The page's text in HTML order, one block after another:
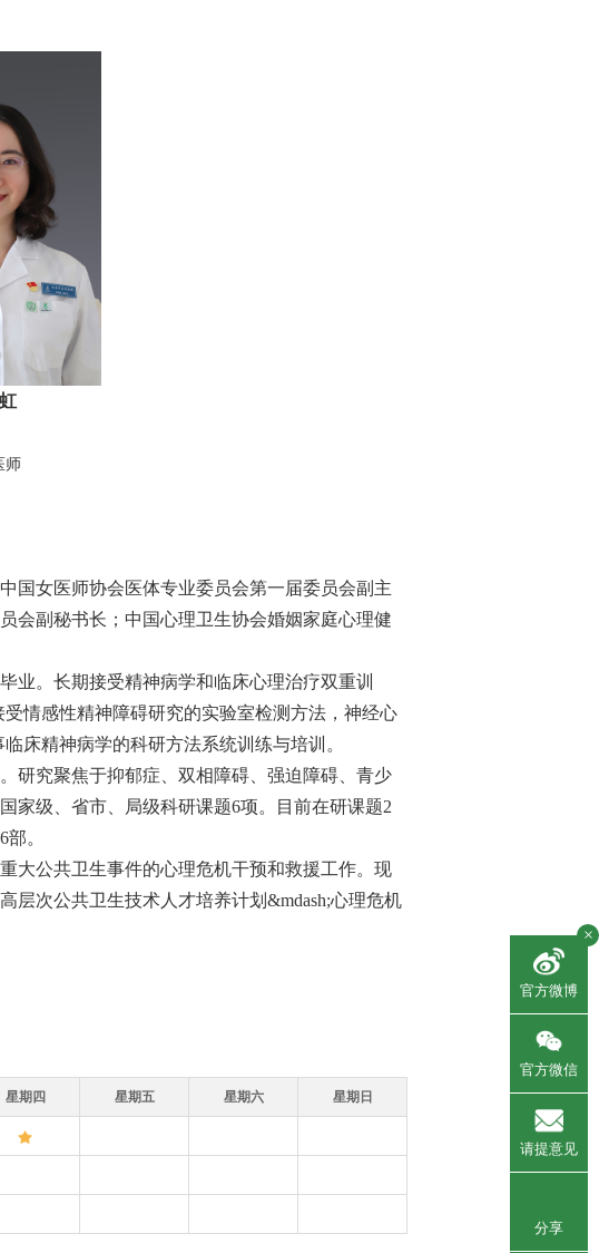
师
国女医师协会医体专业委员会第一届委员会副主
会副秘书长；中国心理卫生协会婚姻家庭心理健
业。长期接受精神病学和临床心理治疗双重训
情感性精神障碍研究的实验室检测方法，神经心
床精神病学的科研方法系统训练与培训。
研究聚焦于抑郁症、双相障碍、强迫障碍、青少
家级、省市、局级科研课题6项。目前在研课题2
。
大公共卫生事件的心理危机干预和救援工作。现
层次公共卫生技术人才培养计划&mdash;心理危机
星期四 星期五 星期六 星期日
×
官方微博
官方微信
请提意见
分享